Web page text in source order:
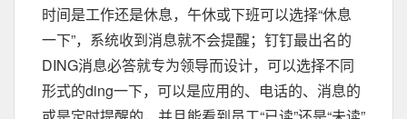
时间是工作还是休息，午休或下班可以选择“休息
一下”，系统收到消息就不会提醒；钉钉最出名的
DING消息必答就专为领导而设计，可以选择不同
形式的ding一下，可以是应用的、电话的、消息的